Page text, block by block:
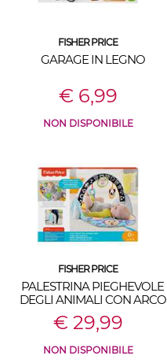
FISHER PRICE
GARAGE IN LEGNO
€ 6,99
NON DISPONIBILE
FISHER PRICE
PALESTRINA PIEGHEVOLE
DEGLI ANIMALI CON ARCO
€ 29,99
NON DISPONIBILE